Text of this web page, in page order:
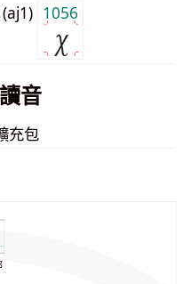
1056
音
充包